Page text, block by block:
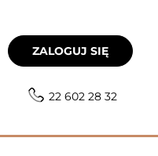
ZALOGUJ SIĘ
22 602 28 32